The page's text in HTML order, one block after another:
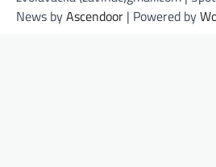
News byAscendoor | Powered by